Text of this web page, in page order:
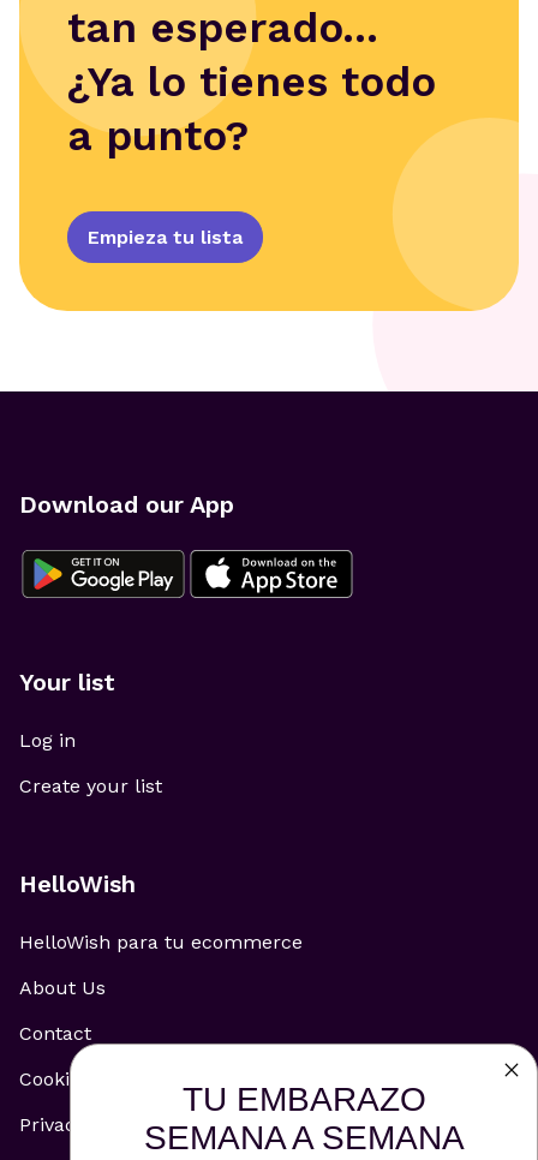
tan esperado...
¿Ya lo tienes todo
a punto?
Empieza tu lista
Download our App
Your list
Log in
Create your list
HelloWish
HelloWish para tu ecommerce
About Us
Contact
Cookie Policy
Privacy Policy
TU EMBARAZO
SEMANA A SEMANA